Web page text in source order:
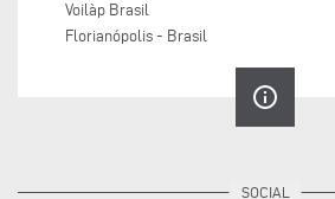
Voilàp Brasil
Florianópolis - Brasil
info_outline